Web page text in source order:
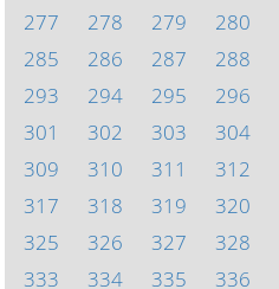
277
278 279 280
285
286 287 288
293
294 295 296
301
302 303 304
309
310 311 312
317
318 319 320
325
326 327 328
333
334 335 336